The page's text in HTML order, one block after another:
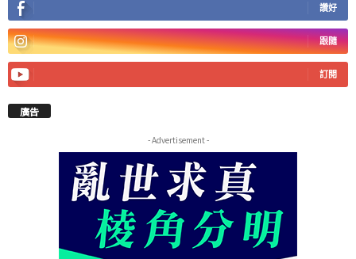
讚好
跟隨
訂閱
廣告
- Advertisement -